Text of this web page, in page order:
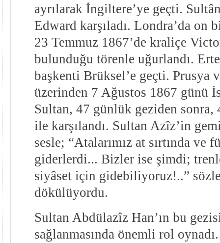
ayrılarak İngiltere’ye geçti.
Edward karşıladı. Londra’da on
23 Temmuz 1867’de kraliçe
bulunduğu törenle uğurlandı.
başkenti Brüksel’e geçti. Prusya
üzerinden 7 Ağustos 1867 günü
Sultan, 47 günlük geziden sonra,
ile karşılandı. Sultan Azîz’in
sesle; “Atalarımız at sırtında ve
giderlerdi... Bizler ise şimdi;
siyâset için gidebiliyoruz!..”
dökülüyordu.
Sultan Abdülazîz Han’ın bu
sağlanmasında önemli rol